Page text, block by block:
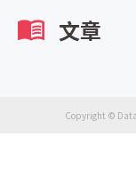
文章
Copyright ©